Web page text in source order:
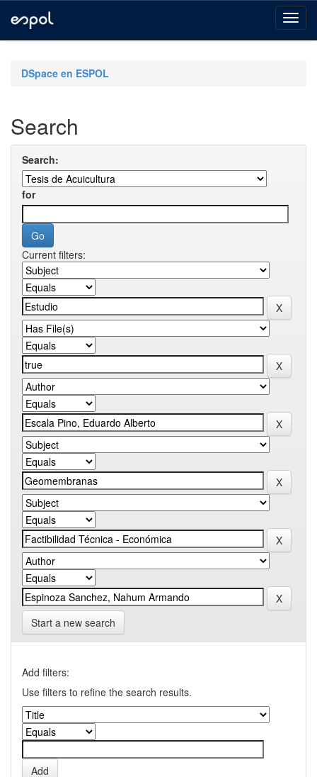
navigationDSpace en ESPOL
Search
Search:
for
Current filters:
Start a new search
Add filters:
Use filters to refine the search results.